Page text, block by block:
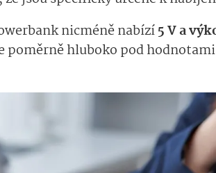
nicméně nabízí5 V a
poměrně hluboko pod